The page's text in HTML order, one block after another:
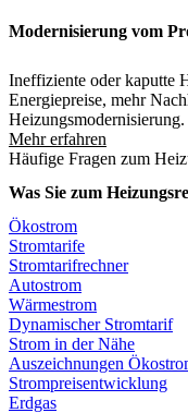
Modernisierung vom
Ineffiziente oder kaputte
Energiepreise, mehr
Heizungsmodernisierung.
Mehr erfahren
Häufige Fragen zum
Was Sie zum
Ökostrom
Stromtarife
Stromtarifrechner
Autostrom
Wärmestrom
Dynamischer Stromtarif
Strom in der Nähe
Auszeichnungen
Strompreisentwicklung
Erdgas